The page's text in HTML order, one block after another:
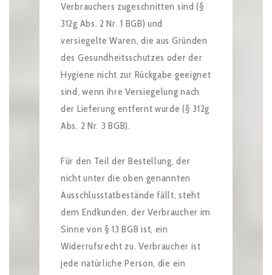
Verbrauchers zugeschnitten sind (§
312g Abs. 2 Nr. 1 BGB) und
versiegelte Waren, die aus Gründen
des Gesundheitsschutzes oder der
Hygiene nicht zur Rückgabe geeignet
sind, wenn ihre Versiegelung nach
der Lieferung entfernt wurde (§ 312g
Abs. 2 Nr. 3 BGB).
Für den Teil der Bestellung, der
nicht unter die oben genannten
Ausschlusstatbestände fällt, steht
dem Endkunden, der Verbraucher im
Sinne von § 13 BGB ist, ein
Widerrufsrecht zu. Verbraucher ist
jede natürliche Person, die ein